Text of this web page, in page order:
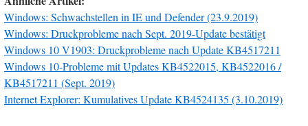
Windows: Schwachstellen in IE und Defender (23.9.2019)
Windows: Druckprobleme nach Sept. 2019-Update bestätigt
Windows 10 V1903: Druckprobleme nach Update KB4517211
Windows 10-Probleme mit Updates KB4522015, KB4522016 /
KB4517211 (Sept. 2019)
Internet Explorer: Kumulatives Update KB4524135 (3.10.2019)